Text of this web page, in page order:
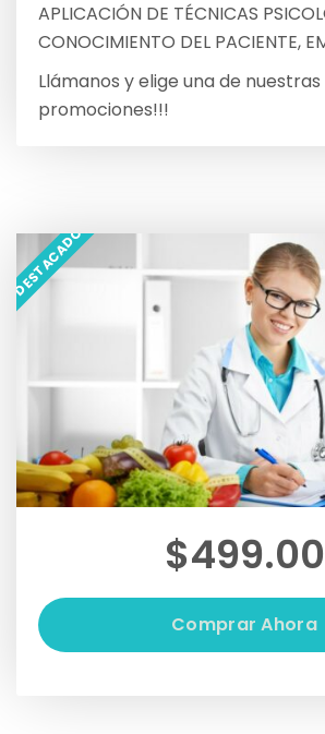
APLICACIÓN DE TÉCNICAS
CONOCIMIENTO DEL PACIENTE,
Llámanos y elige una de nuestras
promociones!!!
$499.00
Comprar Ahora